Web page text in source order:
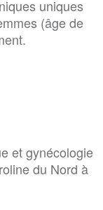
uniques
(âge de
et gynécologie
du Nord à